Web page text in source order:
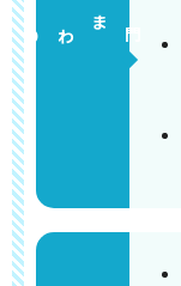
門まわり